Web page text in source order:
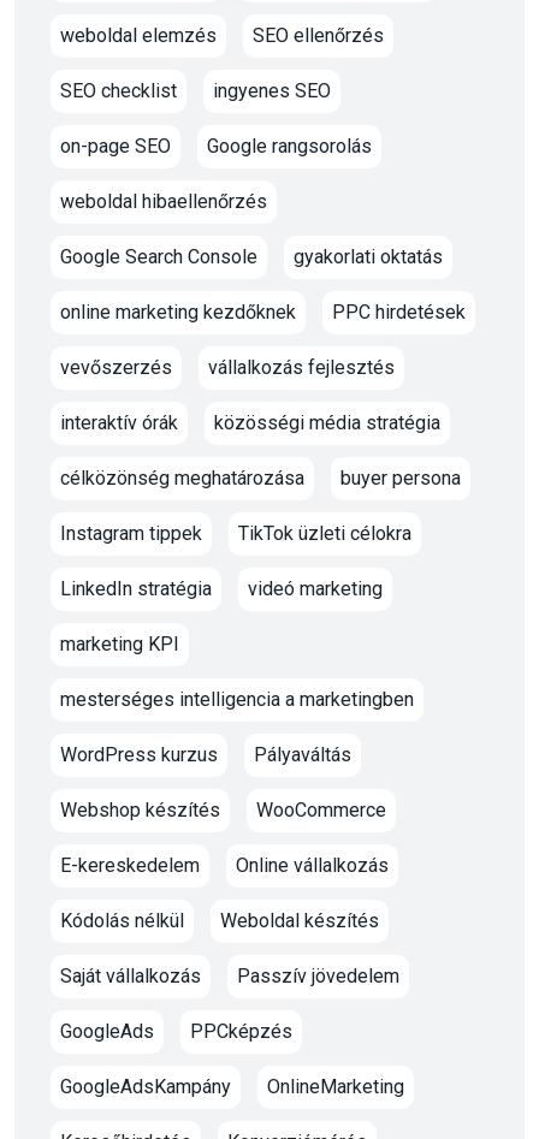
weboldal elemzés SEO ellenőrzés
SEO checklist ingyenes SEO
on-page SEO Google rangsorolás
weboldal hibaellenőrzés
Google Search Console gyakorlati oktatás
online marketing kezdőknek PPC hirdetések
vevőszerzés vállalkozás fejlesztés
interaktív órák közösségi média stratégia
célközönség meghatározása buyer persona
Instagram tippek TikTok üzleti célokra
LinkedIn stratégia videó marketing
marketing KPI
mesterséges intelligencia a marketingben
WordPress kurzus Pályaváltás
Webshop készítés WooCommerce
E-kereskedelem Online vállalkozás
Kódolás nélkül Weboldal készítés
Saját vállalkozás Passzív jövedelem
GoogleAds PPCképzés
GoogleAdsKampány OnlineMarketing